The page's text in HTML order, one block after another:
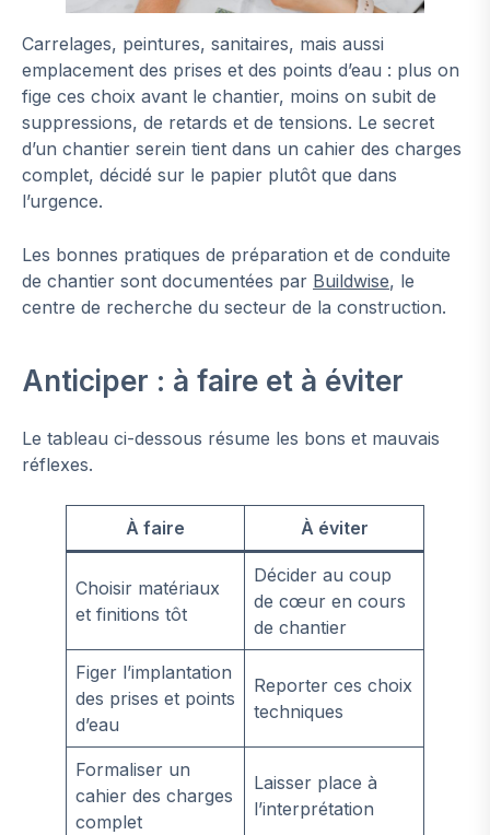
Carrelages, peintures, sanitaires, mais aussi
emplacement des prises et des points d’eau : plus on
fige ces choix avant le chantier, moins on subit de
suppressions, de retards et de tensions. Le secret
d’un chantier serein tient dans un cahier des charges
complet, décidé sur le papier plutôt que dans
l’urgence.
Les bonnes pratiques de préparation et de conduite
de chantier sont documentées par Buildwise, le
centre de recherche du secteur de la construction.
Anticiper : à faire et à éviter
Le tableau ci-dessous résume les bons et mauvais
réflexes.
À faire À éviter
Choisir matériaux
et finitions tôt
Décider au coup
de cœur en cours
de chantier
Figer l’implantation
des prises et points
d’eau
Reporter ces choix
techniques
Formaliser un
cahier des charges
complet
Laisser place à
l’interprétation